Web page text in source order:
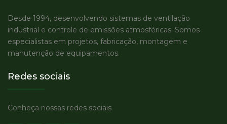
Desde 1994, desenvolvendo sistemas de ventilação
industrial e controle de emissões atmosféricas. Somos
especialistas em projetos, fabricação, montagem e
manutenção de equipamentos.
Redes sociais
Conheça nossas redes sociais